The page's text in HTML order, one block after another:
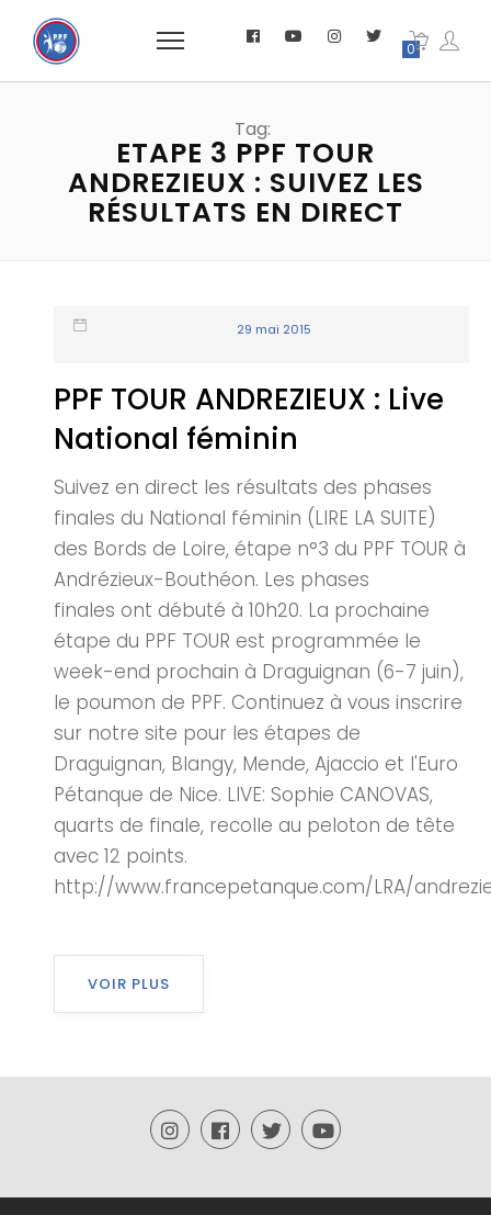
0
Tag:
ETAPE 3 PPF TOUR
ANDREZIEUX : SUIVEZ LES
RÉSULTATS EN DIRECT
29 mai 2015
PPF TOUR ANDREZIEUX : Live
National féminin
Suivez en direct les résultats des phases
finales du National féminin (LIRE LA SUITE)
des Bords de Loire, étape n°3 du PPF TOUR à
Andrézieux-Bouthéon. Les phases
finales ont débuté à 10h20. La prochaine
étape du PPF TOUR est programmée le
week-end prochain à Draguignan (6-7 juin),
le poumon de PPF. Continuez à vous inscrire
sur notre site pour les étapes de
Draguignan, Blangy, Mende, Ajaccio et l'Euro
Pétanque de Nice. LIVE: Sophie CANOVAS,
quarts de finale, recolle au peloton de tête
avec 12 points.
http://www.francepetanque.com/LRA/
VOIR PLUS